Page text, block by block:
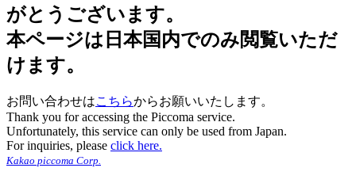
がとうございます。
本ページは日本国内でのみ閲覧いただ
けます。
お問い合わせはこちらからお願いいたします。
Thank you for accessing the Piccoma service.
Unfortunately, this service can only be used from Japan.
For inquiries, please click here.
Kakao piccoma Corp.